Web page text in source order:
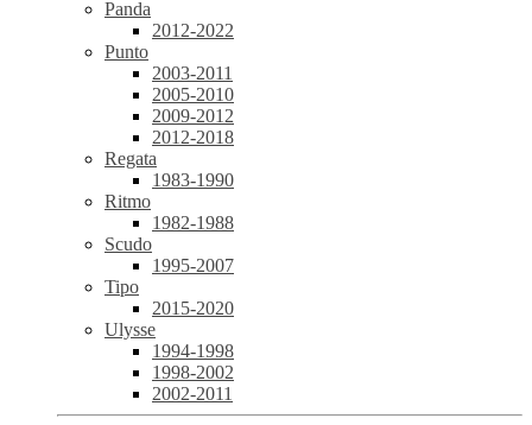
Panda
2012-2022
Punto
2003-2011
2005-2010
2009-2012
2012-2018
Regata
1983-1990
Ritmo
1982-1988
Scudo
1995-2007
Tipo
2015-2020
Ulysse
1994-1998
1998-2002
2002-2011